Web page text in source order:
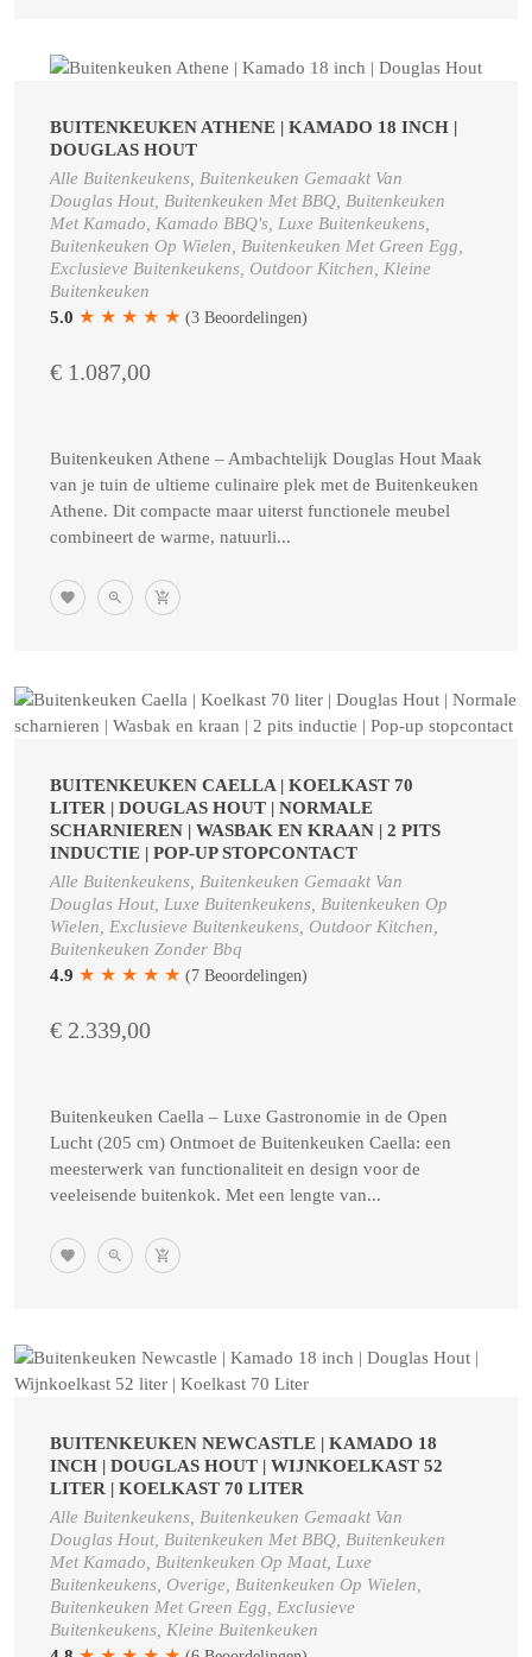
BUITENKEUKEN ATHENE | KAMADO 18 INCH |
DOUGLAS HOUT
Alle Buitenkeukens, Buitenkeuken Gemaakt Van
Douglas Hout, Buitenkeuken Met BBQ, Buitenkeuken
Met Kamado, Kamado BBQ's, Luxe Buitenkeukens,
Buitenkeuken Op Wielen, Buitenkeuken Met Green Egg,
Exclusieve Buitenkeukens, Outdoor Kitchen, Kleine
Buitenkeuken
5.0 ★ ★ ★ ★ ★ (3 Beoordelingen)
€ 1.087,00
Buitenkeuken Athene – Ambachtelijk Douglas Hout Maak
van je tuin de ultieme culinaire plek met de Buitenkeuken
Athene. Dit compacte maar uiterst functionele meubel
combineert de warme, natuurli...
BUITENKEUKEN CAELLA | KOELKAST 70
LITER | DOUGLAS HOUT | NORMALE
SCHARNIEREN | WASBAK EN KRAAN | 2 PITS
INDUCTIE | POP-UP STOPCONTACT
Alle Buitenkeukens, Buitenkeuken Gemaakt Van
Douglas Hout, Luxe Buitenkeukens, Buitenkeuken Op
Wielen, Exclusieve Buitenkeukens, Outdoor Kitchen,
Buitenkeuken Zonder Bbq
4.9 ★ ★ ★ ★ ★ (7 Beoordelingen)
€ 2.339,00
Buitenkeuken Caella – Luxe Gastronomie in de Open
Lucht (205 cm) Ontmoet de Buitenkeuken Caella: een
meesterwerk van functionaliteit en design voor de
veeleisende buitenkok. Met een lengte van...
BUITENKEUKEN NEWCASTLE | KAMADO 18
INCH | DOUGLAS HOUT | WIJNKOELKAST 52
LITER | KOELKAST 70 LITER
Alle Buitenkeukens, Buitenkeuken Gemaakt Van
Douglas Hout, Buitenkeuken Met BBQ, Buitenkeuken
Met Kamado, Buitenkeuken Op Maat, Luxe
Buitenkeukens, Overige, Buitenkeuken Op Wielen,
Buitenkeuken Met Green Egg, Exclusieve
Buitenkeukens, Kleine Buitenkeuken